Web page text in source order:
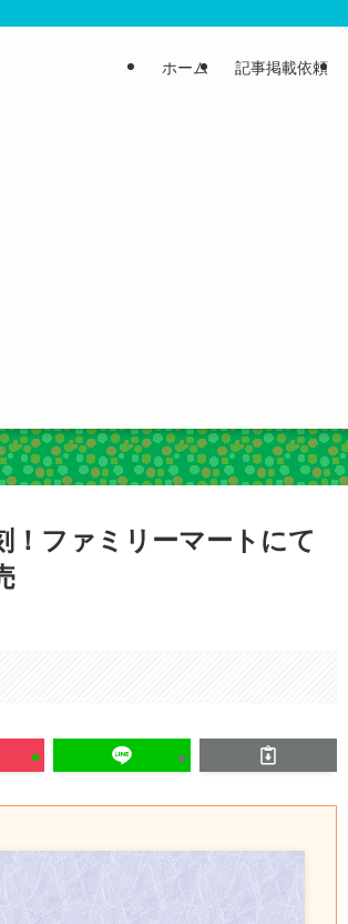
ホーム 記事掲載依頼
！ファミリーマートにて